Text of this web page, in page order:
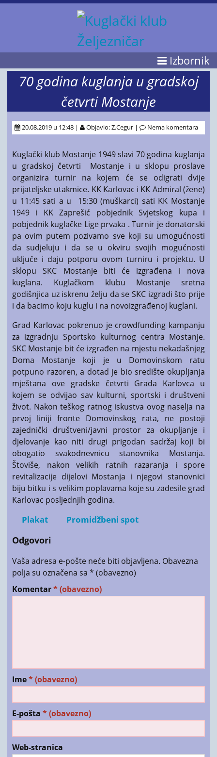
Izbornik
70 godina kuglanja u gradskoj
četvrti Mostanje
20.08.2019 u 12:48 | Objavio: Z.Cegur | Nema komentara
Kuglački klub Mostanje 1949 slavi 70 godina kuglanja
u gradskoj četvrti Mostanje i u sklopu proslave
organizira turnir na kojem će se odigrati dvije
prijateljske utakmice. KK Karlovac i KK Admiral (žene)
u 11:45 sati a u 15:30 (muškarci) sati KK Mostanje
1949 i KK Zaprešić pobjednik Svjetskog kupa i
pobjednik kuglačke Lige prvaka . Turnir je donatorski
pa ovim putem pozivamo sve koji su umogućnosti
da sudjeluju i da se u okviru svojih mogućnosti
uključe i daju potporu ovom turniru i projektu. U
sklopu SKC Mostanje biti će izgrađena i nova
kuglana. Kuglačkom klubu Mostanje sretna
godišnjica uz iskrenu želju da se SKC izgradi što prije
i da bacimo koju kuglu i na novoizgrađenoj kuglani.
Grad Karlovac pokrenuo je crowdfunding kampanju
za izgradnju Sportsko kulturnog centra Mostanje.
SKC Mostanje bit će izgrađen na mjestu nekadašnjeg
Doma Mostanje koji je u Domovinskom ratu
potpuno razoren, a dotad je bio središte okupljanja
mještana ove gradske četvrti Grada Karlovca u
kojem se odvijao sav kulturni, sportski i društveni
život. Nakon teškog ratnog iskustva ovog naselja na
prvoj liniji fronte Domovinskog rata, ne postoji
zajednički društveni/javni prostor za okupljanje i
djelovanje kao niti drugi prigodan sadržaj koji bi
obogatio svakodnevnicu stanovnika Mostanja.
Štoviše, nakon velikih ratnih razaranja i spore
revitalizacije dijelovi Mostanja i njegovi stanovnici
biju bitku i s velikim poplavama koje su zadesile grad
Karlovac posljednjih godina.
Plakat Promidžbeni spot
Odgovori
Vaša adresa e-pošte neće biti objavljena. Obavezna
polja su označena sa * (obavezno)
Komentar* (obavezno)
Ime* (obavezno)
E-pošta * (obavezno)
Web-stranica